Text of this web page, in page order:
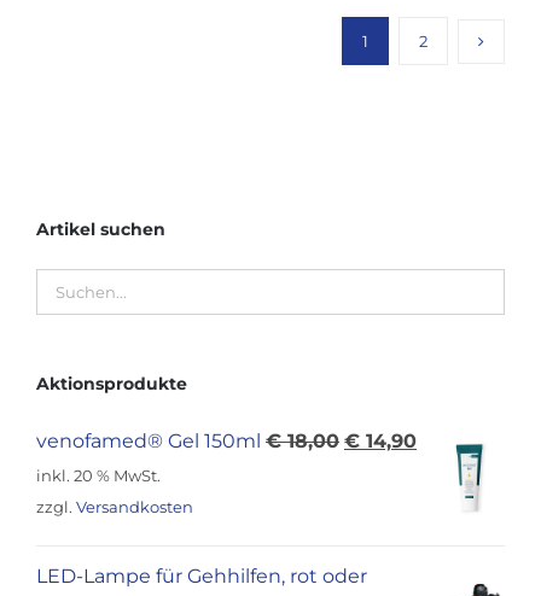
1 2
Artikel suchen
Aktionsprodukte
venofamed® Gel 150ml €18,00 Ursprünglicher
€ 14,90Aktueller
Preis
inkl. 20 % MwSt.
zzgl. Versandkosten
LED-Lampe für Gehhilfen, rot oder